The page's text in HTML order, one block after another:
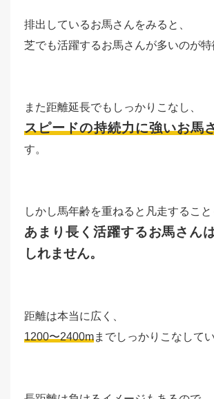
排出しているお馬さんをみると、
芝でも活躍するお馬さんが多いのが特
また距離延長でもしっかりこなし、
スピードの持続力に強いお馬
す。
しかし馬年齢を重ねると凡走すること
あまり長く活躍するお馬さん
しれません。
距離は本当に広く、
1200〜2400mまでしっかりこなしてい